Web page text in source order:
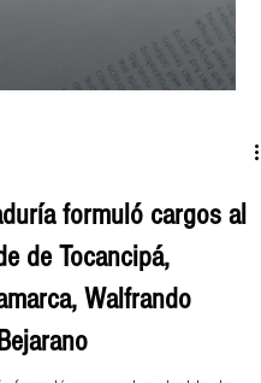
formuló cargos al